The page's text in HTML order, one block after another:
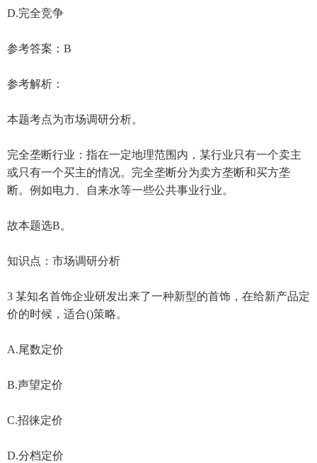
D.完全竞争
参考答案：B
参考解析：
本题考点为市场调研分析。
完全垄断行业：指在一定地理范围内，某行业只有一个卖主
或只有一个买主的情况。完全垄断分为卖方垄断和买方垄
断。例如电力、自来水等一些公共事业行业。
故本题选B。
知识点：市场调研分析
3 某知名首饰企业研发出来了一种新型的首饰，在给新产品定
价的时候，适合()策略。
A.尾数定价
B.声望定价
C.招徕定价
D.分档定价